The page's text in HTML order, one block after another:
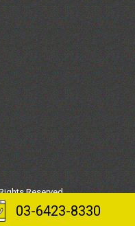
03-6423-8330
Reserved.